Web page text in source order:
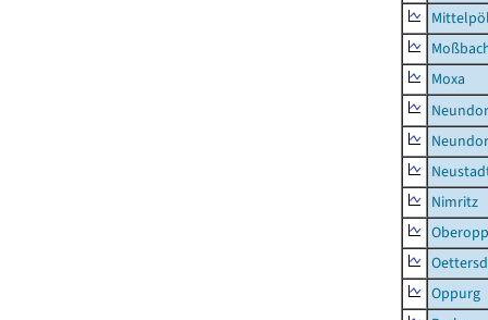
Moxa
Nimritz
Oppurg